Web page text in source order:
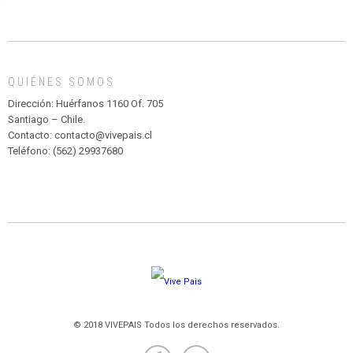
MADAGASCAR
PARQUE
HURATDO
QUIÉNES SOMOS
Dirección: Huérfanos 1160 Of. 705
Santiago – Chile.
Contacto: contacto@vivepais.cl
Teléfono: (562) 29937680
© 2018 VIVEPAIS Todos los derechos reservados.